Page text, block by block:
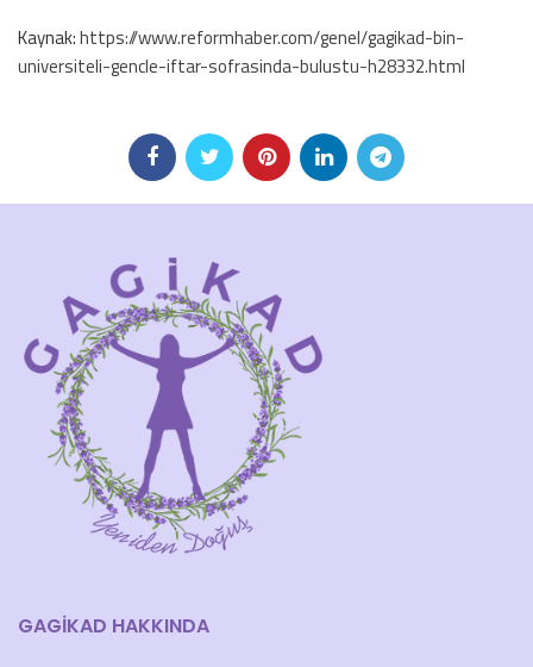
Kaynak:https://www.reformhaber.com/genel/gagikad-bin-
universiteli-gencle-iftar-sofrasinda-bulustu-h28332.html
GAGİKAD HAKKINDA